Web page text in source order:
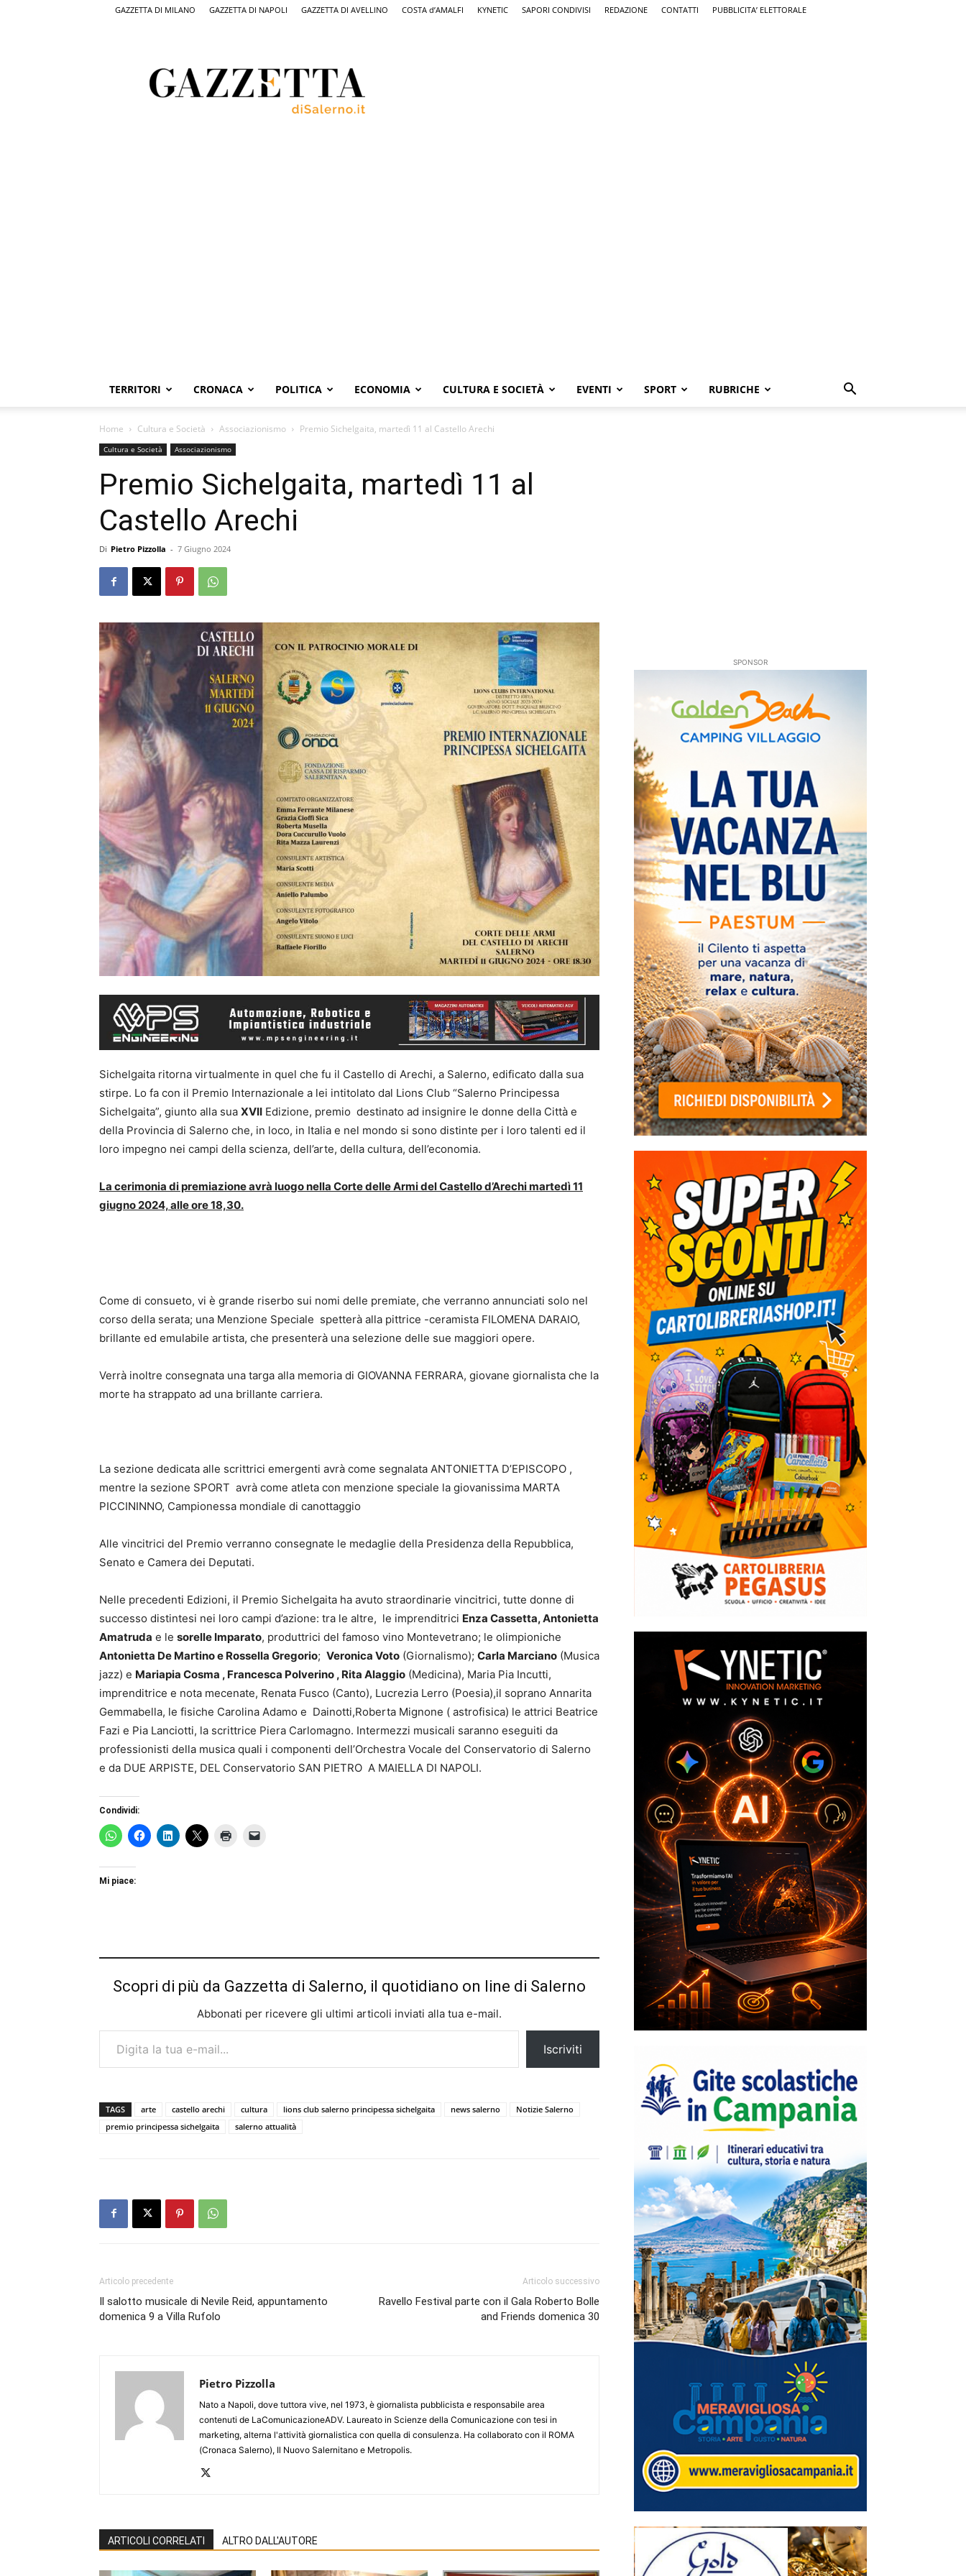
GAZZETTA DI MILANO GAZZETTA DI NAPOLI GAZZETTA DI AVELLINO COSTA d’AMALFI KYNETIC SAPORI CONDIVISI REDAZIONE CONTATTI PUBBLICITA’ ELETTORALE
Salerno,
il
quotidiano
TERRITORI CRONACA POLITICA ECONOMIA CULTURA E SOCIETÀ EVENTI SPORT RUBRICHE
Home Cultura e Società Associazionismo Premio Sichelgaita, martedì 11 al Castello Arechi
Cultura e Società Associazionismo
Premio Sichelgaita, martedì 11 al
Castello Arechi
Di Pietro Pizzolla - 7 Giugno 2024
Sichelgaita ritorna virtualmente in quel che fu il Castello di Arechi, a Salerno, edificato dalla sua
stirpe. Lo fa con il Premio Internazionale a lei intitolato dal Lions Club “Salerno Principessa
Sichelgaita”, giunto alla sua XVII Edizione, premio destinato ad insignire le donne della Città e
della Provincia di Salerno che, in loco, in Italia e nel mondo si sono distinte per i loro talenti ed il
loro impegno nei campi della scienza, dell’arte, della cultura, dell’economia.
La cerimonia di premiazione avrà luogo nella Corte delle Armi del Castello d’Arechi martedì 11
giugno 2024, alle ore 18,30.
Come di consueto, vi è grande riserbo sui nomi delle premiate, che verranno annunciati solo nel
corso della serata; una Menzione Speciale spetterà alla pittrice -ceramista FILOMENA DARAIO,
brillante ed emulabile artista, che presenterà una selezione delle sue maggiori opere.
Verrà inoltre consegnata una targa alla memoria di GIOVANNA FERRARA, giovane giornalista che la
morte ha strappato ad una brillante carriera.
La sezione dedicata alle scrittrici emergenti avrà come segnalata ANTONIETTA D’EPISCOPO ,
mentre la sezione SPORT avrà come atleta con menzione speciale la giovanissima MARTA
PICCININNO, Campionessa mondiale di canottaggio
Alle vincitrici del Premio verranno consegnate le medaglie della Presidenza della Repubblica,
Senato e Camera dei Deputati.
Nelle precedenti Edizioni, il Premio Sichelgaita ha avuto straordinarie vincitrici, tutte donne di
successo distintesi nei loro campi d’azione: tra le altre, le imprenditrici Enza Cassetta, Antonietta
Amatruda e le sorelle Imparato, produttrici del famoso vino Montevetrano; le olimpioniche
Antonietta De Martino e Rossella Gregorio; Veronica Voto (Giornalismo); Carla Marciano (Musica
jazz) e Mariapia Cosma , Francesca Polverino , Rita Alaggio (Medicina), Maria Pia Incutti,
imprenditrice e nota mecenate, Renata Fusco (Canto), Lucrezia Lerro (Poesia),il soprano Annarita
Gemmabella, le fisiche Carolina Adamo e Dainotti,Roberta Mignone ( astrofisica) le attrici Beatrice
Fazi e Pia Lanciotti, la scrittrice Piera Carlomagno. Intermezzi musicali saranno eseguiti da
professionisti della musica quali i componenti dell’Orchestra Vocale del Conservatorio di Salerno
e da DUE ARPISTE, DEL Conservatorio SAN PIETRO A MAIELLA DI NAPOLI.
Condividi:
Mi piace:
Scopri di più da Gazzetta di Salerno, il quotidiano on line di Salerno
Abbonati per ricevere gli ultimi articoli inviati alla tua e-mail.
Digita la tua e-mail...
Iscriviti
TAGS arte castello arechi cultura lions club salerno principessa sichelgaita news salerno
Notizie Salerno
premio principessa sichelgaita
salerno attualità
Articolo precedente
Il salotto musicale di Nevile Reid, appuntamento
domenica 9 a Villa Rufolo
Articolo successivo
Ravello Festival parte con il Gala Roberto Bolle
and Friends domenica 30
Pietro Pizzolla
Nato a Napoli, dove tuttora vive, nel 1973, è giornalista pubblicista e responsabile area
contenuti de LaComunicazioneADV. Laureato in Scienze della Comunicazione con tesi in
marketing, alterna l'attività giornalistica con quella di consulenza. Ha collaborato con il ROMA
(Cronaca Salerno), Il Nuovo Salernitano e Metropolis.
ARTICOLI CORRELATI ALTRO DALL'AUTORE
SPONSOR